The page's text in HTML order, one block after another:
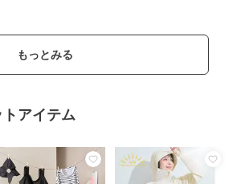
もっとみる
アイテム